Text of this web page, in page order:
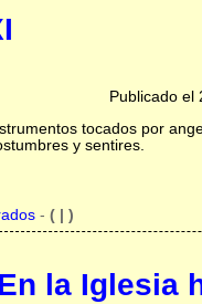
Publicado el
tocados por
y sentires.
- ( | )
la Iglesia